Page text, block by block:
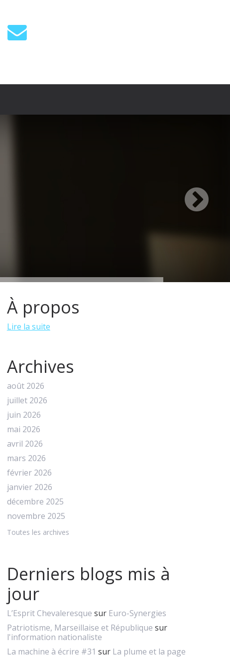
À propos
Lire la suite
Archives
août 2026
juillet 2026
juin 2026
mai 2026
avril 2026
mars 2026
février 2026
janvier 2026
décembre 2025
novembre 2025
Toutes les archives
Derniers blogs mis à
jour
L’Esprit Chevaleresque sur Euro-Synergies
Patriotisme, Marseillaise et République sur
l'information nationaliste
La machine à écrire #31 sur La plume et la page